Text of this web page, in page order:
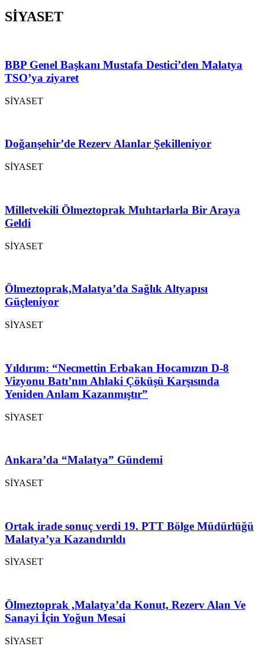
SİYASET
BBP Genel Başkanı Mustafa Destici’den Malatya
TSO’ya ziyaret
SİYASET
Doğanşehir’de Rezerv Alanlar Şekilleniyor
SİYASET
Milletvekili Ölmeztoprak Muhtarlarla Bir Araya
Geldi
SİYASET
Ölmeztoprak,Malatya’da Sağlık Altyapısı
Güçleniyor
SİYASET
Yıldırım: “Necmettin Erbakan Hocamızın D-8
Vizyonu Batı’nın Ahlaki Çöküşü Karşısında
Yeniden Anlam Kazanmıştır”
SİYASET
Ankara’da “Malatya” Gündemi
SİYASET
Ortak irade sonuç verdi 19. PTT Bölge Müdürlüğü
Malatya’ya Kazandırıldı
SİYASET
Ölmeztoprak ,Malatya’da Konut, Rezerv Alan Ve
Sanayi İçin Yoğun Mesai
SİYASET